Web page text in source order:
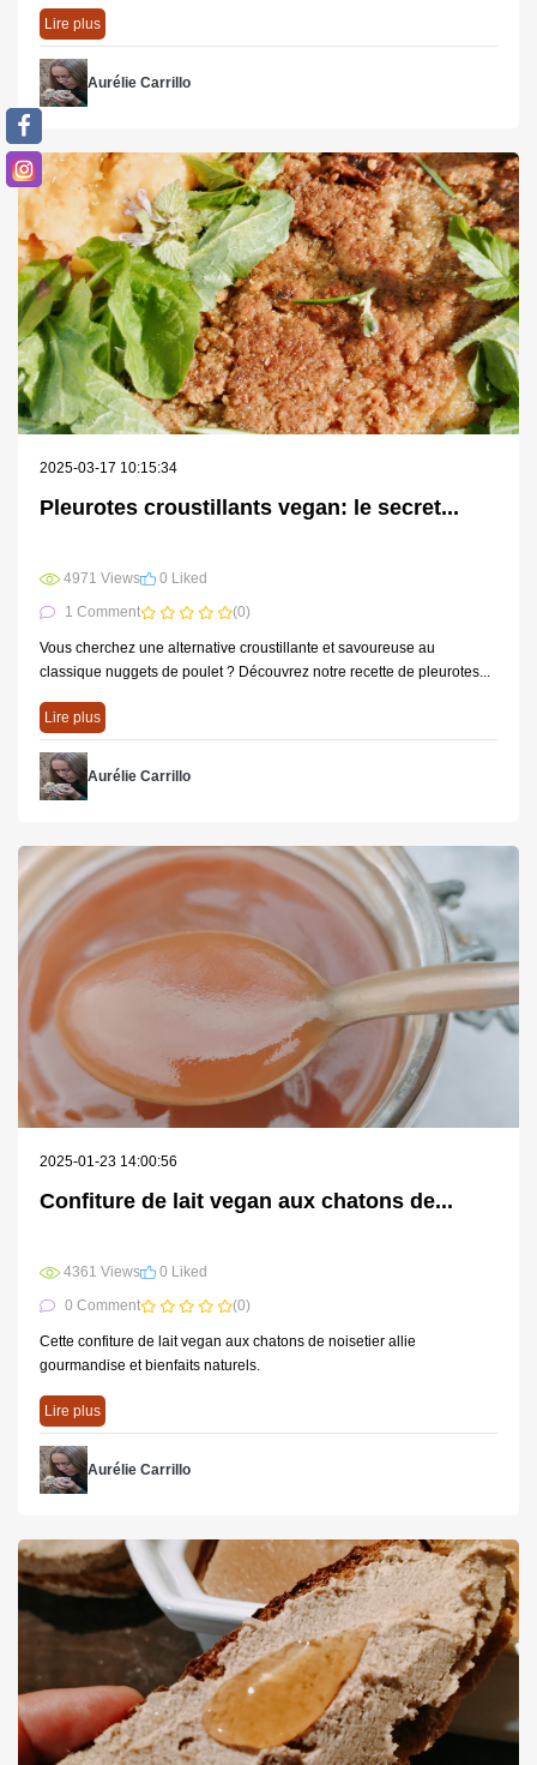
Lire plus
Aurélie Carrillo
2025-03-17 10:15:34
Pleurotes croustillants vegan: le secret...
4971 Views
0 Liked
1 Comment
(0)
Vous cherchez une alternative croustillante et savoureuse au
classique nuggets de poulet ? Découvrez notre recette de pleurotes...
Lire plus
Aurélie Carrillo
2025-01-23 14:00:56
Confiture de lait vegan aux chatons de...
4361 Views
0 Liked
0 Comment
(0)
Cette confiture de lait vegan aux chatons de noisetier allie
gourmandise et bienfaits naturels.
Lire plus
Aurélie Carrillo